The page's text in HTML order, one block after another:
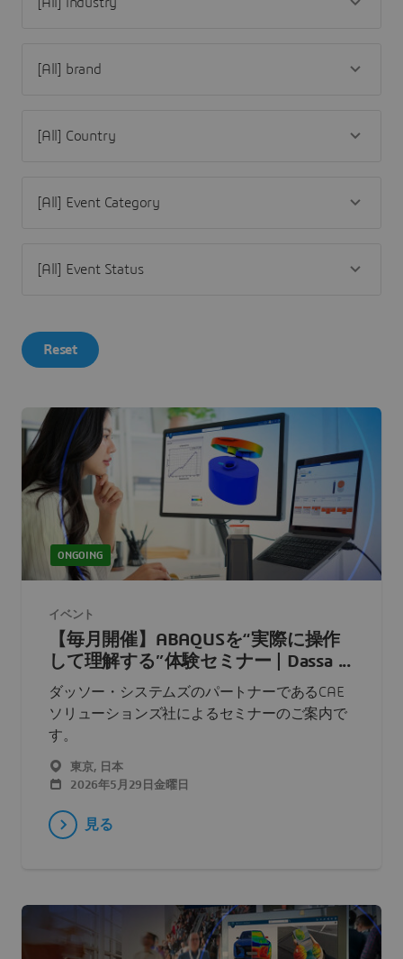
Reset
ONGOING
イベント
【毎月開催】ABAQUSを“実際に操作
して理解する”体験セミナー | Dassa ...
ダッソー・システムズのパートナーであるCAE
ソリューションズ社によるセミナーのご案内で
す。
東京, 日本
2026年5月29日金曜日
見る